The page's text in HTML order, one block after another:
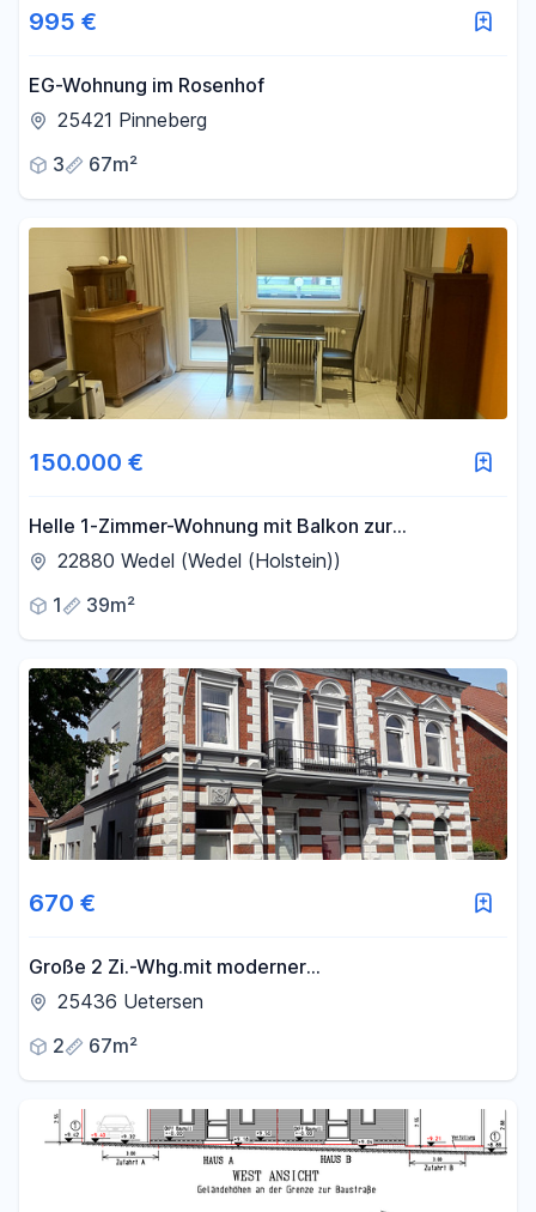
995 €
EG-Wohnung im Rosenhof
25421 Pinneberg
3
67m²
150.000 €
Helle 1-Zimmer-Wohnung mit Balkon zur
Kapitalanlage
22880 Wedel (Wedel (Holstein))
1
39m²
670 €
Große 2 Zi.-Whg.mit moderner
Einbauküche,Wintergarten,eigener Eingang,KFZ
25436 Uetersen
2
67m²